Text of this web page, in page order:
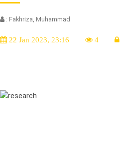
: Fakhriza, Muhammad
22 Jan 2023, 23:16 4